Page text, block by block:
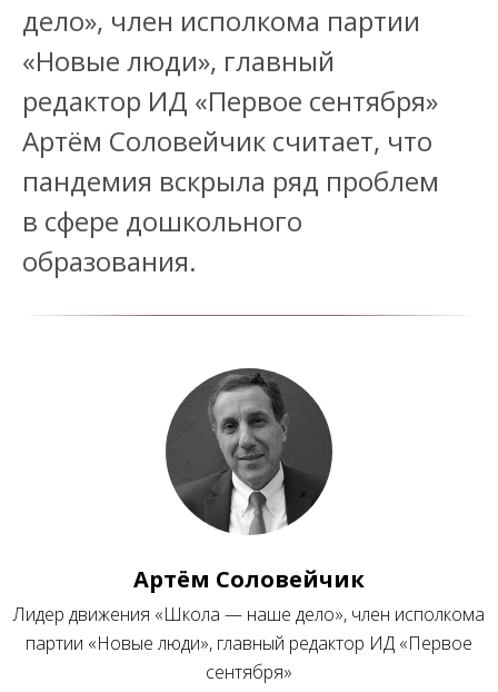
дело», член исполкома партии
«Новые люди», главный
редактор ИД «Первое сентября»
Артём Соловейчик считает, что
пандемия вскрыла ряд проблем
в сфере дошкольного
образования.
Артём Соловейчик
Лидер движения «Школа — наше дело», член исполкома
партии «Новые люди», главный редактор ИД «Первое
сентября»